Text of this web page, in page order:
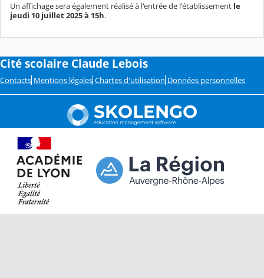
Un affichage sera également réalisé à l'entrée de l'établissement le
jeudi 10 juillet 2025 à 15h.
Cité scolaire Claude Lebois
Contacts Mentions légales Chartes d'utilisation Données personnelles